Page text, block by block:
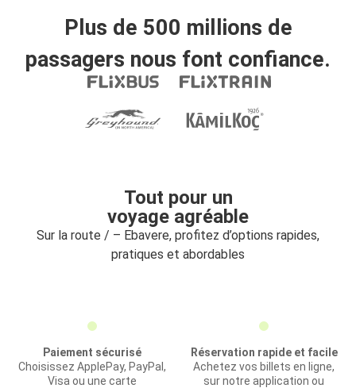
Plus de 500 millions de
passagers nous font confiance.
Tout pour un
voyage agréable
Sur la route / – Ebavere, profitez d’options rapides,
pratiques et abordables
Paiement sécurisé
Choisissez ApplePay, PayPal,
Visa ou une carte
Réservation rapide et facile
Achetez vos billets en ligne,
sur notre application ou